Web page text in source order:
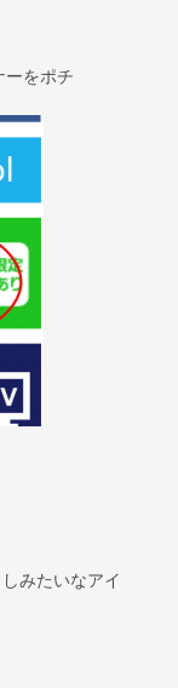
ーをポチ
みたいなアイ